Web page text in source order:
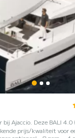
Ajaccio. Deze BALI 4.0
prijs/kwaliteit voor